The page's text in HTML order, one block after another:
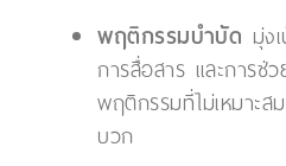
พฤติกรรมบำบัด มุ่ง
การสื่อสาร และการช่
พฤติกรรมที่ไม่เหมาะส
บวก